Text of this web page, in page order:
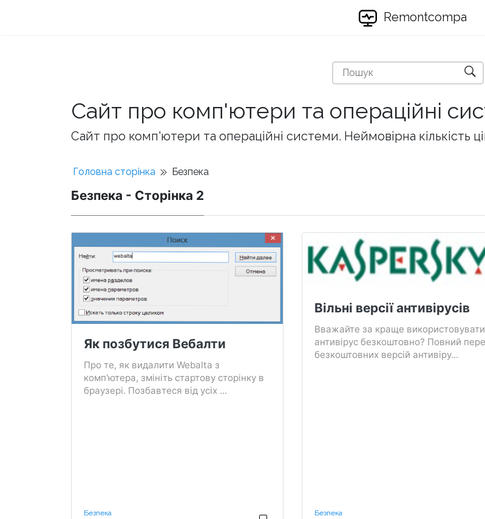
Remontcompa
Сайт про комп'ютери та операційні
Сайт про комп'ютери та операційні системи. Неймовірна кількість
Головна сторінка Безпека
Безпека - Сторінка 2
Як позбутися Вебалти
Про те, як видалити Webalta з
комп'ютера, змініть стартову сторінку в
браузері. Позбавтеся від усіх ...
Безпека
Вільні версії антивірусів
Вважайте за краще використовувати
антивірус безкоштовно? Повний
безкоштовних версій антивіру...
Безпека